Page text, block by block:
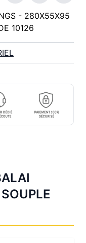
- 280X55X95
10126